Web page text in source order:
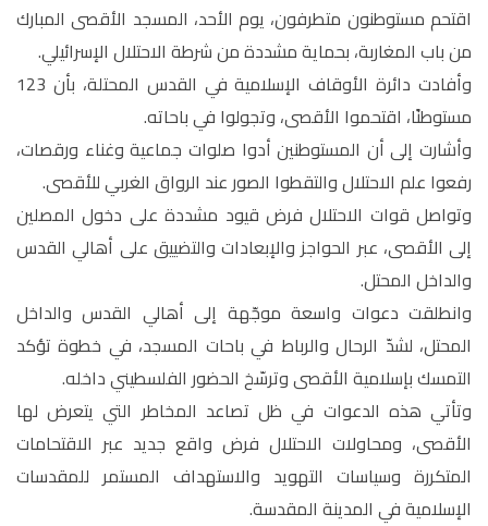
اقتحم مستوطنون متطرفون، يوم الأحد، المسجد الأقصى المبارك
من باب المغاربة، بحماية مشددة من شرطة الاحتلال الإسرائيلي.
وأفادت دائرة الأوقاف الإسلامية في القدس المحتلة، بأن 123
مستوطنًا، اقتحموا الأقصى، وتجولوا في باحاته.
وأشارت إلى أن المستوطنين أدوا صلوات جماعية وغناء ورقصات،
رفعوا علم الاحتلال والتقطوا الصور عند الرواق الغربي للأقصى.
وتواصل قوات الاحتلال فرض قيود مشددة على دخول المصلين
إلى الأقصى، عبر الحواجز والإبعادات والتضييق على أهالي القدس
والداخل المحتل.
وانطلقت دعوات واسعة موجّهة إلى أهالي القدس والداخل
المحتل، لشدّ الرحال والرباط في باحات المسجد، في خطوة تؤكد
التمسك بإسلامية الأقصى وترسّخ الحضور الفلسطيني داخله.
وتأتي هذه الدعوات في ظل تصاعد المخاطر التي يتعرض لها
الأقصى، ومحاولات الاحتلال فرض واقع جديد عبر الاقتحامات
المتكررة وسياسات التهويد والاستهداف المستمر للمقدسات
الإسلامية في المدينة المقدسة.